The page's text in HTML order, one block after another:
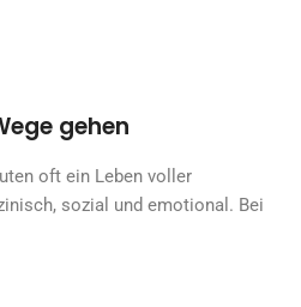
gehen
oft ein Leben voller
sozial und emotional. Bei